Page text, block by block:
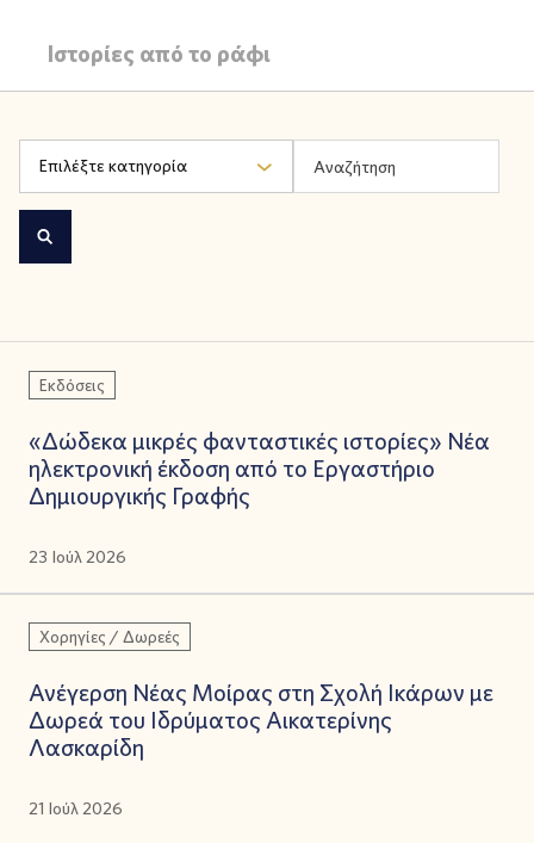
Ιστορίες από το ράφι
Επιλέξτε κατηγορία
Εκδόσεις
«Δώδεκα μικρές φανταστικές ιστορίες» Νέα
ηλεκτρονική έκδοση από το Εργαστήριο
Δημιουργικής Γραφής
23 Ιούλ 2026
Χορηγίες / Δωρεές
Ανέγερση Νέας Μοίρας στη Σχολή Ικάρων με
Δωρεά του Ιδρύματος Αικατερίνης
Λασκαρίδη
21 Ιούλ 2026